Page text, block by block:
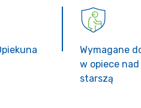
Wymagane
w opiece nad
starszą